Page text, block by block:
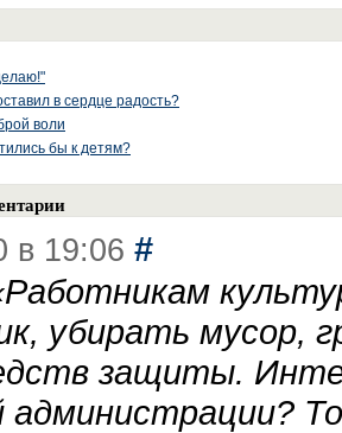
в сердце радость?
воли
бы к детям?
в 19:06 #
Работникам
убирать мусор,
защиты.
администрации?